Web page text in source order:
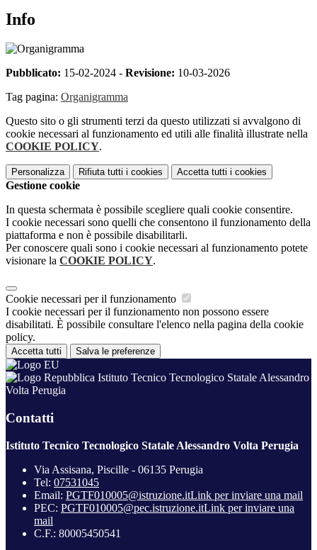
Info
Pubblicato: 15-02-2024 - Revisione: 10-03-2026
Tag pagina: Organigramma
Questo sito o gli strumenti terzi da questo utilizzati si avvalgono di
cookie necessari al funzionamento ed utili alle finalità illustrate nella
COOKIE POLICY.
Personalizza Rifiuta tutti i cookies Accetta tutti i cookies
Gestione cookie
In questa schermata è possibile scegliere quali cookie consentire.
I cookie necessari sono quelli che consentono il funzionamento della
piattaforma e non è possibile disabilitarli.
Per conoscere quali sono i cookie necessari al funzionamento potete
visionare la COOKIE POLICY.
Cookie necessari per il funzionamento
I cookie necessari per il funzionamento non possono essere
disabilitati. È possibile consultare l'elenco nella pagina della cookie
policy.
Accetta tutti Salva le preferenze
Istituto Tecnico Tecnologico Statale Alessandro
Volta Perugia
Contatti
Istituto Tecnico Tecnologico Statale Alessandro Volta Perugia
Via Assisana, Piscille - 06135 Perugia
Tel: 07531045
Email: PGTF010005@istruzione.itLink per inviare una mail
PEC: PGTF010005@pec.istruzione.itLink per inviare una
mail
C.F.: 80005450541